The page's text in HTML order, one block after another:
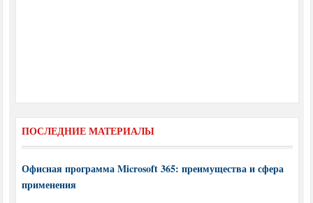
ПОСЛЕДНИЕ МАТЕРИАЛЫ
Офисная программа Microsoft 365: преимущества и сфера
применения